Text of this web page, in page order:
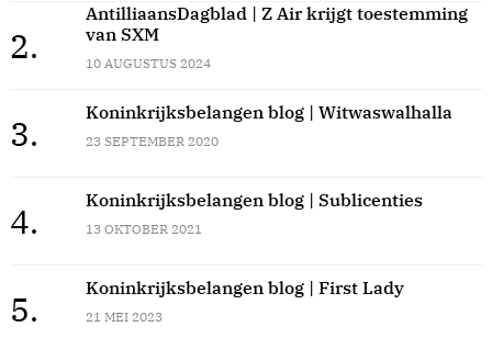
2.
AntilliaansDagblad | Z Air krijgt toestemming
van SXM
10 AUGUSTUS 2024
3.
Koninkrijksbelangen blog | Witwaswalhalla
23 SEPTEMBER 2020
4.
Koninkrijksbelangen blog | Sublicenties
13 OKTOBER 2021
5.
Koninkrijksbelangen blog | First Lady
21 MEI 2023